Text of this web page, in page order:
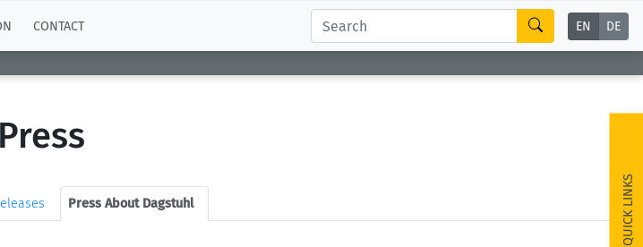
CONTACT EN DE
QUICK LINKS
Press
Press About Dagstuhl